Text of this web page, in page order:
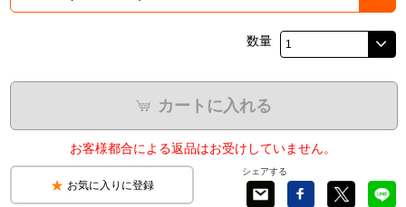
数量
カートに入れる
お客様都合による返品はお受けしていません。
お気に入りに登録
シェアする